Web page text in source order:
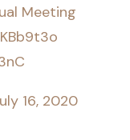
Meeting
16, 2020